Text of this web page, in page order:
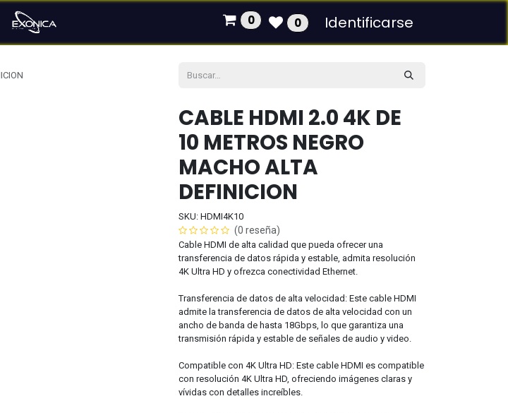
0 0 Identificarse
CABLE HDMI 2.0 4K DE
10 METROS NEGRO
MACHO ALTA
DEFINICION
SKU: HDMI4K10
(0 reseña)
Cable HDMI de alta calidad que pueda ofrecer una
transferencia de datos rápida y estable, admita resolución
4K Ultra HD y ofrezca conectividad Ethernet.
Transferencia de datos de alta velocidad: Este cable HDMI
admite la transferencia de datos de alta velocidad con un
ancho de banda de hasta 18Gbps, lo que garantiza una
transmisión rápida y estable de señales de audio y video.
Compatible con 4K Ultra HD: Este cable HDMI es compatible
con resolución 4K Ultra HD, ofreciendo imágenes claras y
vívidas con detalles increíbles.